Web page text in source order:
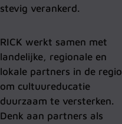
stevig verankerd.
RICK werkt samen met
landelijke, regionale en
lokale partners in de regio
om cultuureducatie
duurzaam te versterken.
Denk aan partners als